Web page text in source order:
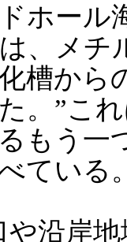
ホール
、メチ
槽から
。”こ
もう一
ている。
沿岸地